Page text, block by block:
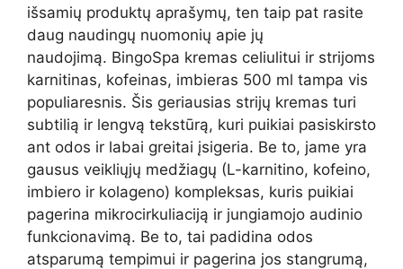
išsamių produktų aprašymų, ten taip pat rasite
daug naudingų nuomonių apie jų
naudojimą. BingoSpa kremas celiulitui ir strijoms
karnitinas, kofeinas, imbieras 500 ml tampa vis
populiaresnis. Šis geriausias strijų kremas turi
subtilią ir lengvą tekstūrą, kuri puikiai pasiskirsto
ant odos ir labai greitai įsigeria. Be to, jame yra
gausus veikliųjų medžiagų (L-karnitino, kofeino,
imbiero ir kolageno) kompleksas, kuris puikiai
pagerina mikrocirkuliaciją ir jungiamojo audinio
funkcionavimą. Be to, tai padidina odos
atsparumą tempimui ir pagerina jos stangrumą,